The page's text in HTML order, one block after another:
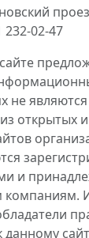
232-02-47
не
открытых
и